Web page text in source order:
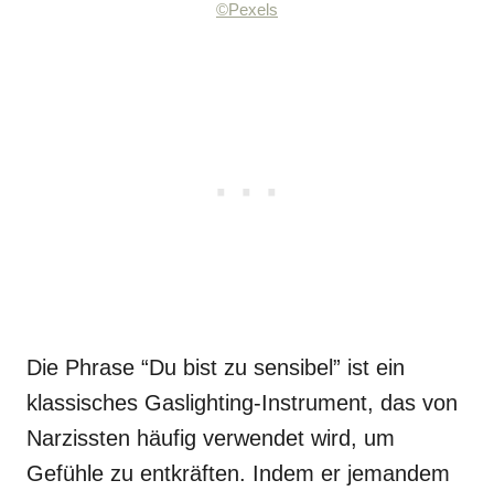
©Pexels
Die Phrase “Du bist zu sensibel” ist ein
klassisches Gaslighting-Instrument, das von
Narzissten häufig verwendet wird, um
Gefühle zu entkräften. Indem er jemandem